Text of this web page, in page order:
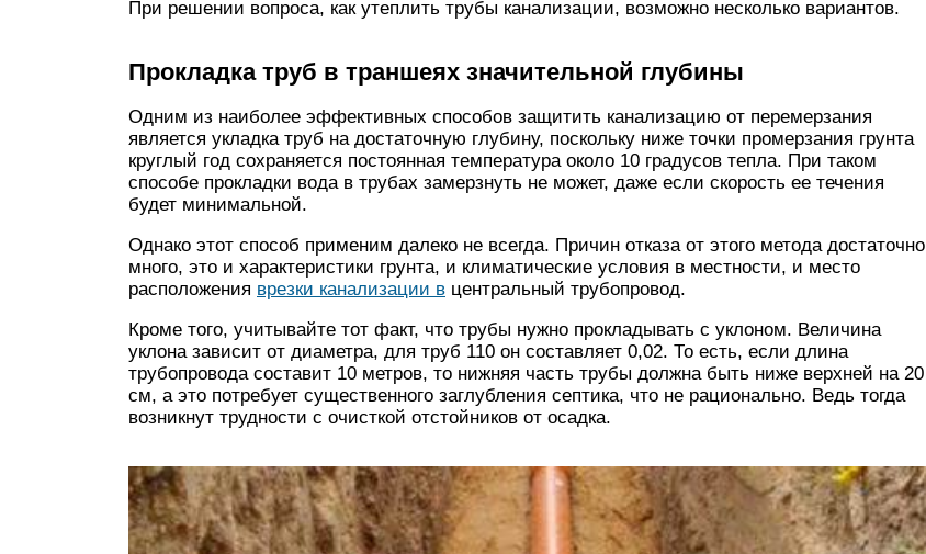
При решении вопроса, как утеплить трубы канализации, возможно несколько вариантов.
Прокладка труб в траншеях значительной глубины
Одним из наиболее эффективных способов защитить канализацию от перемерзания
является укладка труб на достаточную глубину, поскольку ниже точки промерзания грунта
круглый год сохраняется постоянная температура около 10 градусов тепла. При таком
способе прокладки вода в трубах замерзнуть не может, даже если скорость ее течения
будет минимальной.
Однако этот способ применим далеко не всегда. Причин отказа от этого метода достаточно
много, это и характеристики грунта, и климатические условия в местности, и место
расположения врезки канализации в центральный трубопровод.
Кроме того, учитывайте тот факт, что трубы нужно прокладывать с уклоном. Величина
уклона зависит от диаметра, для труб 110 он составляет 0,02. То есть, если длина
трубопровода составит 10 метров, то нижняя часть трубы должна быть ниже верхней на 20
см, а это потребует существенного заглубления септика, что не рационально. Ведь тогда
возникнут трудности с очисткой отстойников от осадка.